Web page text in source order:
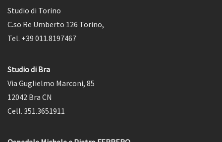
Studio di Torino
C.so Re Umberto 126 Torino,
Tel. +39 011.8197467
Studio di Bra
Via Guglielmo Marconi, 85
12042 Bra CN
Cell. 351.3651911